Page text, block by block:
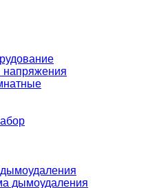
напряжения
дымоудаления